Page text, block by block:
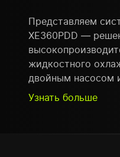
Представляем
XE360PDD —
жидкостного
двойным насосом
Узнать больше